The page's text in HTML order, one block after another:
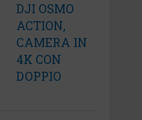
DJI OSMO
ACTION,
CAMERA IN
4K CON
DOPPIO